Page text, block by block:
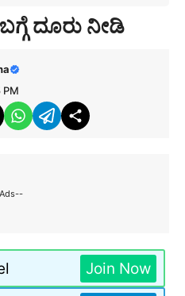
ದೂರು ನೀಡಿ
Join Now